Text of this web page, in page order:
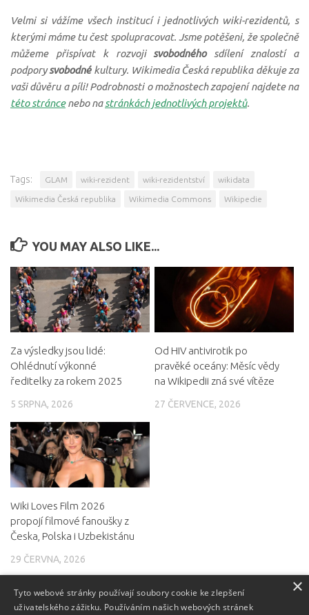
Velmi si vážíme všech institucí i jednotlivých wiki-rezidentů, s
kterými máme tu čest spolupracovat. Jsme potěšeni, že společně
můžeme přispívat k rozvojisvobodnéhosdílení znalostí a
podporysvobodnékultury. Wikimedia Česká republika děkuje za
vaši důvěru a píli! Podrobnosti o možnostech zapojení najdete na
této stráncenebo nastránkách jednotlivých projektů.
Tags: GLAM wiki-rezident wiki-rezidentství wikidata
Wikimedia Česká republika Wikimedia Commons Wikipedie
YOU MAY ALSO LIKE...
Za výsledky jsou lidé:
Ohlédnutí výkonné
ředitelky za rokem 2025
5 SRPNA, 2026
Od HIV antivirotik po
pravěké oceány: Měsíc vědy
na Wikipedii zná své vítěze
27 ČERVENCE, 2026
Wiki Loves Film 2026
propojí filmové fanoušky z
Česka, Polska i Uzbekistánu
29 ČERVNA, 2026
×
Tyto webové stránky používají soubory cookie ke zlepšení
uživatelského zážitku. Používáním našich webových stránek